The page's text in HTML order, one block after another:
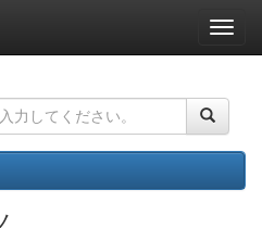
ナ
ビ
ー
ョ
ン